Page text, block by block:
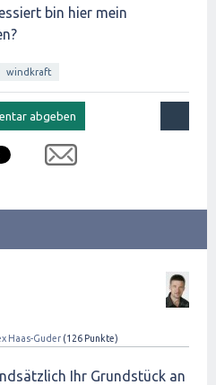
bin hier mein
windkraft
Haas-Guder (126 Punkte)
Ihr Grundstück an